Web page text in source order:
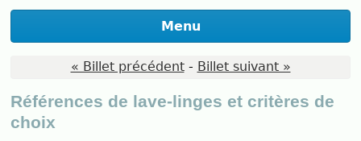
Menu
« Billet précédent - Billet suivant »
Références de lave-linges et critères de
choix